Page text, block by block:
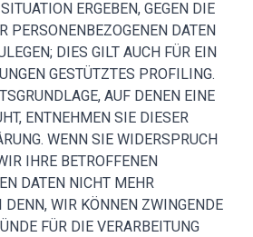
ERGEBEN, GEGEN DIE
PERSONENBEZOGENEN DATEN
DIES GILT AUCH FÜR EIN
GESTÜTZTES PROFILING.
AUF DENEN EINE
ENTNEHMEN SIE DIESER
WENN SIE WIDERSPRUCH
IHRE BETROFFENEN
DATEN NICHT MEHR
DENN, WIR KÖNNEN ZWINGENDE
FÜR DIE VERARBEITUNG